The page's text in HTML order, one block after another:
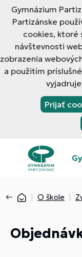
Gymnázium
Partizánske
cookies, ktoré
návštevnosti
zobrazenia
a použitím
Prijať
O škole